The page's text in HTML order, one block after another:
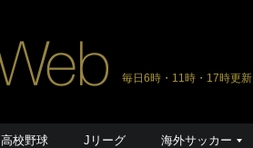
毎日6時・11時・17時更新
高校野球 Jリーグ 海外サッカー